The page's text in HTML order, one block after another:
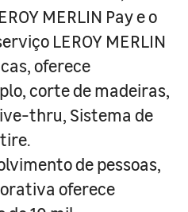
MERLIN Pay e o
LEROY MERLIN
oferece
corte de madeiras,
thru, Sistema de
de pessoas,
oferece